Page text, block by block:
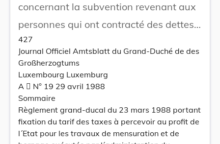
concernant la subvention revenant aux
personnes qui ont contracté des dettes
en vue de la construction ou de
l'acquisition d'un logement social.
427
Journal Officiel Amtsblatt du Grand-Duché de des
Großherzogtums
Luxembourg Luxemburg
A  N° 19 29 avril 1988
Sommaire
Règlement grand-ducal du 23 mars 1988 portant
fixation du tarif des taxes à percevoir au profit de
l´Etat pour les travaux de mensuration et de